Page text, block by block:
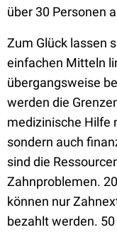
über 30 Personen
Zum Glück lassen
einfachen Mitteln
übergangsweise
werden die
medizinische Hilfe
sondern auch
sind die
Zahnproblemen.
können nur
bezahlt werden.